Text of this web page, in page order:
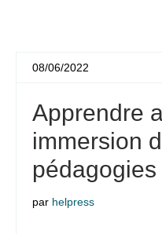
08/06/2022
Apprendre
immersion
par helpress